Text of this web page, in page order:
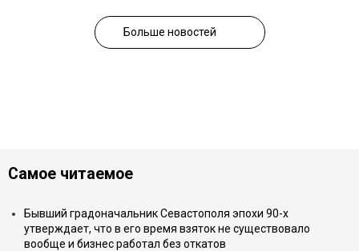
Больше новостей
Самое читаемое
Бывший градоначальник Севастополя эпохи 90-х
утверждает, что в его время взяток не существовало
вообще и бизнес работал без откатов